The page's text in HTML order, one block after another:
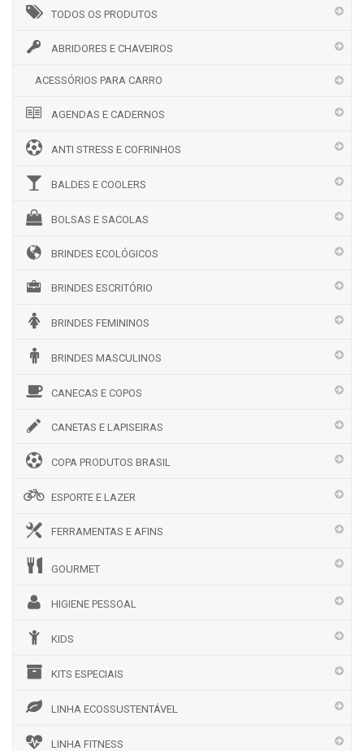
TODOS OS PRODUTOS
ABRIDORES E CHAVEIROS
ACESSÓRIOS PARA CARRO
AGENDAS E CADERNOS
ANTI STRESS E COFRINHOS
BALDES E COOLERS
BOLSAS E SACOLAS
BRINDES ECOLÓGICOS
BRINDES ESCRITÓRIO
BRINDES FEMININOS
BRINDES MASCULINOS
CANECAS E COPOS
CANETAS E LAPISEIRAS
COPA PRODUTOS BRASIL
ESPORTE E LAZER
FERRAMENTAS E AFINS
GOURMET
HIGIENE PESSOAL
KIDS
KITS ESPECIAIS
LINHA ECOSSUSTENTÁVEL
LINHA FITNESS